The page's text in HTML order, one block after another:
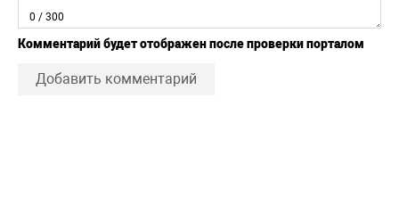
0 / 300
Комментарий будет отображен после проверки порталом
Добавить комментарий